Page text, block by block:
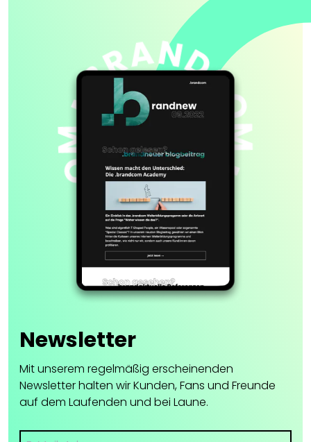
Newsletter
Mit unserem regelmäßig erscheinenden
Newsletter halten wir Kunden, Fans und Freunde
auf dem Laufenden und bei Laune.